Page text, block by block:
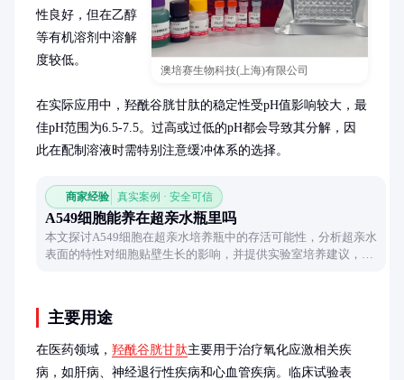
澳培赛生物科技(上海)有限公司
性良好，但在乙醇
等有机溶剂中溶解
度较低。
在实际应用中，羟酰谷胱甘肽的稳定性受pH值影响较大，最
佳pH范围为6.5-7.5。过高或过低的pH都会导致其分解，因
此在配制溶液时需特别注意缓冲体系的选择。
商家经验 真实案例 · 安全可信
A549细胞能养在超亲水瓶里吗
本文探讨A549细胞在超亲水培养瓶中的存活可能性，分析超亲水
表面的特性对细胞贴壁生长的影响，并提供实验室培养建议，帮
主要用途
在医药领域， 羟酰谷胱甘肽主要用于治疗氧化应激相关疾
病，如肝病、神经退行性疾病和心血管疾病。临床试验表